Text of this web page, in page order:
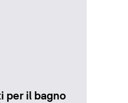
per il bagno